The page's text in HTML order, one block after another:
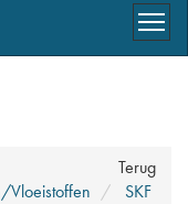
Terug
SKF